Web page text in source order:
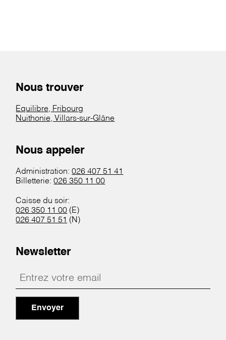
Nous trouver
Equilibre, Fribourg
Nuithonie, Villars-sur-Glâne
Nous appeler
Administration:026 407 51 41
Billetterie:026 350 11 00
Caisse du soir:
026 350 11 00 (E)
026 407 51 51 (N)
Newsletter
Envoyer